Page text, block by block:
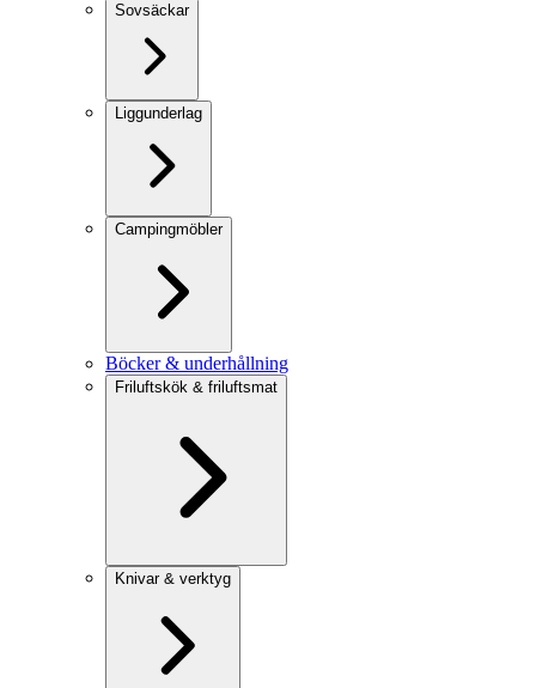
Sovsäckar
Liggunderlag
Campingmöbler
Böcker & underhållning
Friluftskök & friluftsmat
Knivar & verktyg